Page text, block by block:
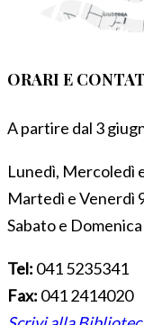
ORARI E
A partire dal 3
Lunedì, Mercoledì
Martedì e Venerdì
Sabato e
Tel: 041 5235341
Fax: 041 2414020